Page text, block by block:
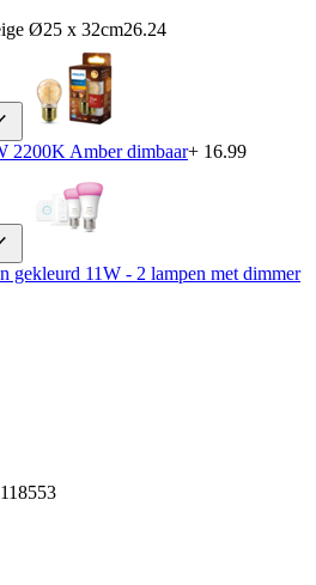
Ø25 x 32cm26.24
2200K Amber dimbaar+ 16.99
gekleurd 11W - 2 lampen met dimmer